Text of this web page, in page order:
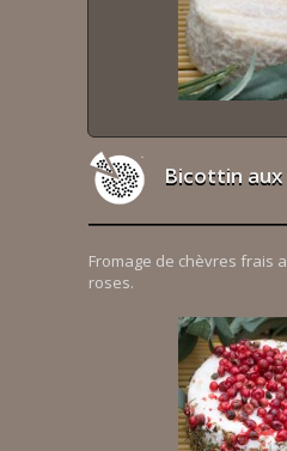
Bicottin aux
Fromage de chèvres frais
roses.